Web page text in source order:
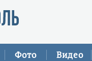
Фото Видео